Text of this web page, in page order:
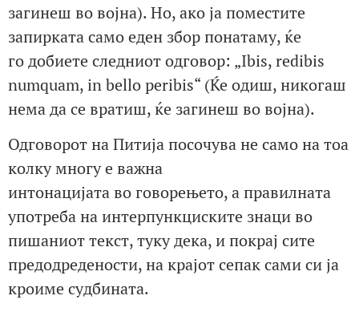
загинеш во војна). Но, ако ја поместите
запирката само еден збор понатаму, ќе
го добиете следниот одговор: „Ibis, redibis
numquam, in bello peribis“ (Ќе одиш, никогаш
нема да се вратиш, ќе загинеш во војна).
Одговорот на Питија посочува не само на тоа
колку многу е важна
интонацијата во говорењето, а правилната
употреба на интерпункциските знаци во
пишаниот текст, туку дека, и покрај сите
предодредености, на крајот сепак сами си ја
кроиме судбината.